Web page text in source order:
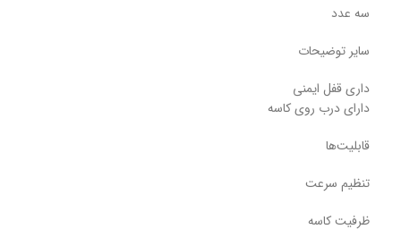
سه عدد
سایر توضیحات
داری قفل ایمنی
دارای درب روی کاسه
قابلیت‌ها
تنظیم سرعت
ظرفیت کاسه